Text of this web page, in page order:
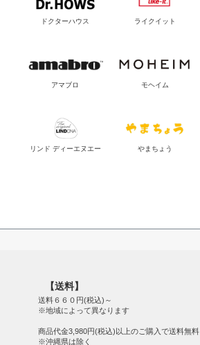
ドクターハウス ライクイット
アマブロ モヘイム
リンド ディーエヌエー やまちょう
【送料】
送料６６０円(税込)～
※地域によって異なります
商品代金3,980円(税込)以上のご購入で送料無料
※沖縄県は除く